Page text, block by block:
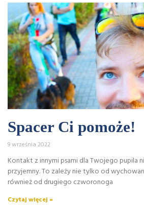
Spacer Ci pomoże!
9 września 2022
Kontakt z innymi psami dla Twojego pupila
przyjemny. To zależy nie tylko od
również od drugiego czworonoga
Czytaj więcej »